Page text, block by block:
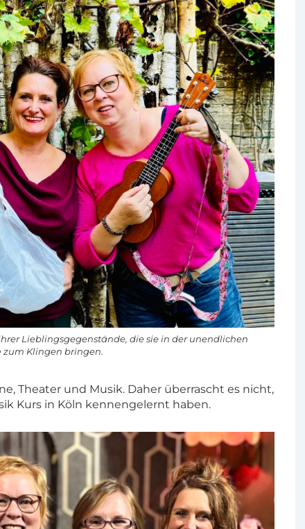
Lieblingsgegenstände, die sie in der unendlichen
zum Klingen bringen.
Theater und Musik. Daher überrascht es nicht,
Kurs in Köln kennengelernt haben.